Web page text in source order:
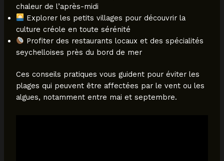
chaleur de l’après-midi
Explorer les petits villages pour découvrir la
culture créole en toute sérénité
Profiter des restaurants locaux et des spécialités
seychelloises près du bord de mer
Ces conseils pratiques vous guident pour éviter les
plages qui peuvent être affectées par le vent ou les
algues, notamment entre mai et septembre.